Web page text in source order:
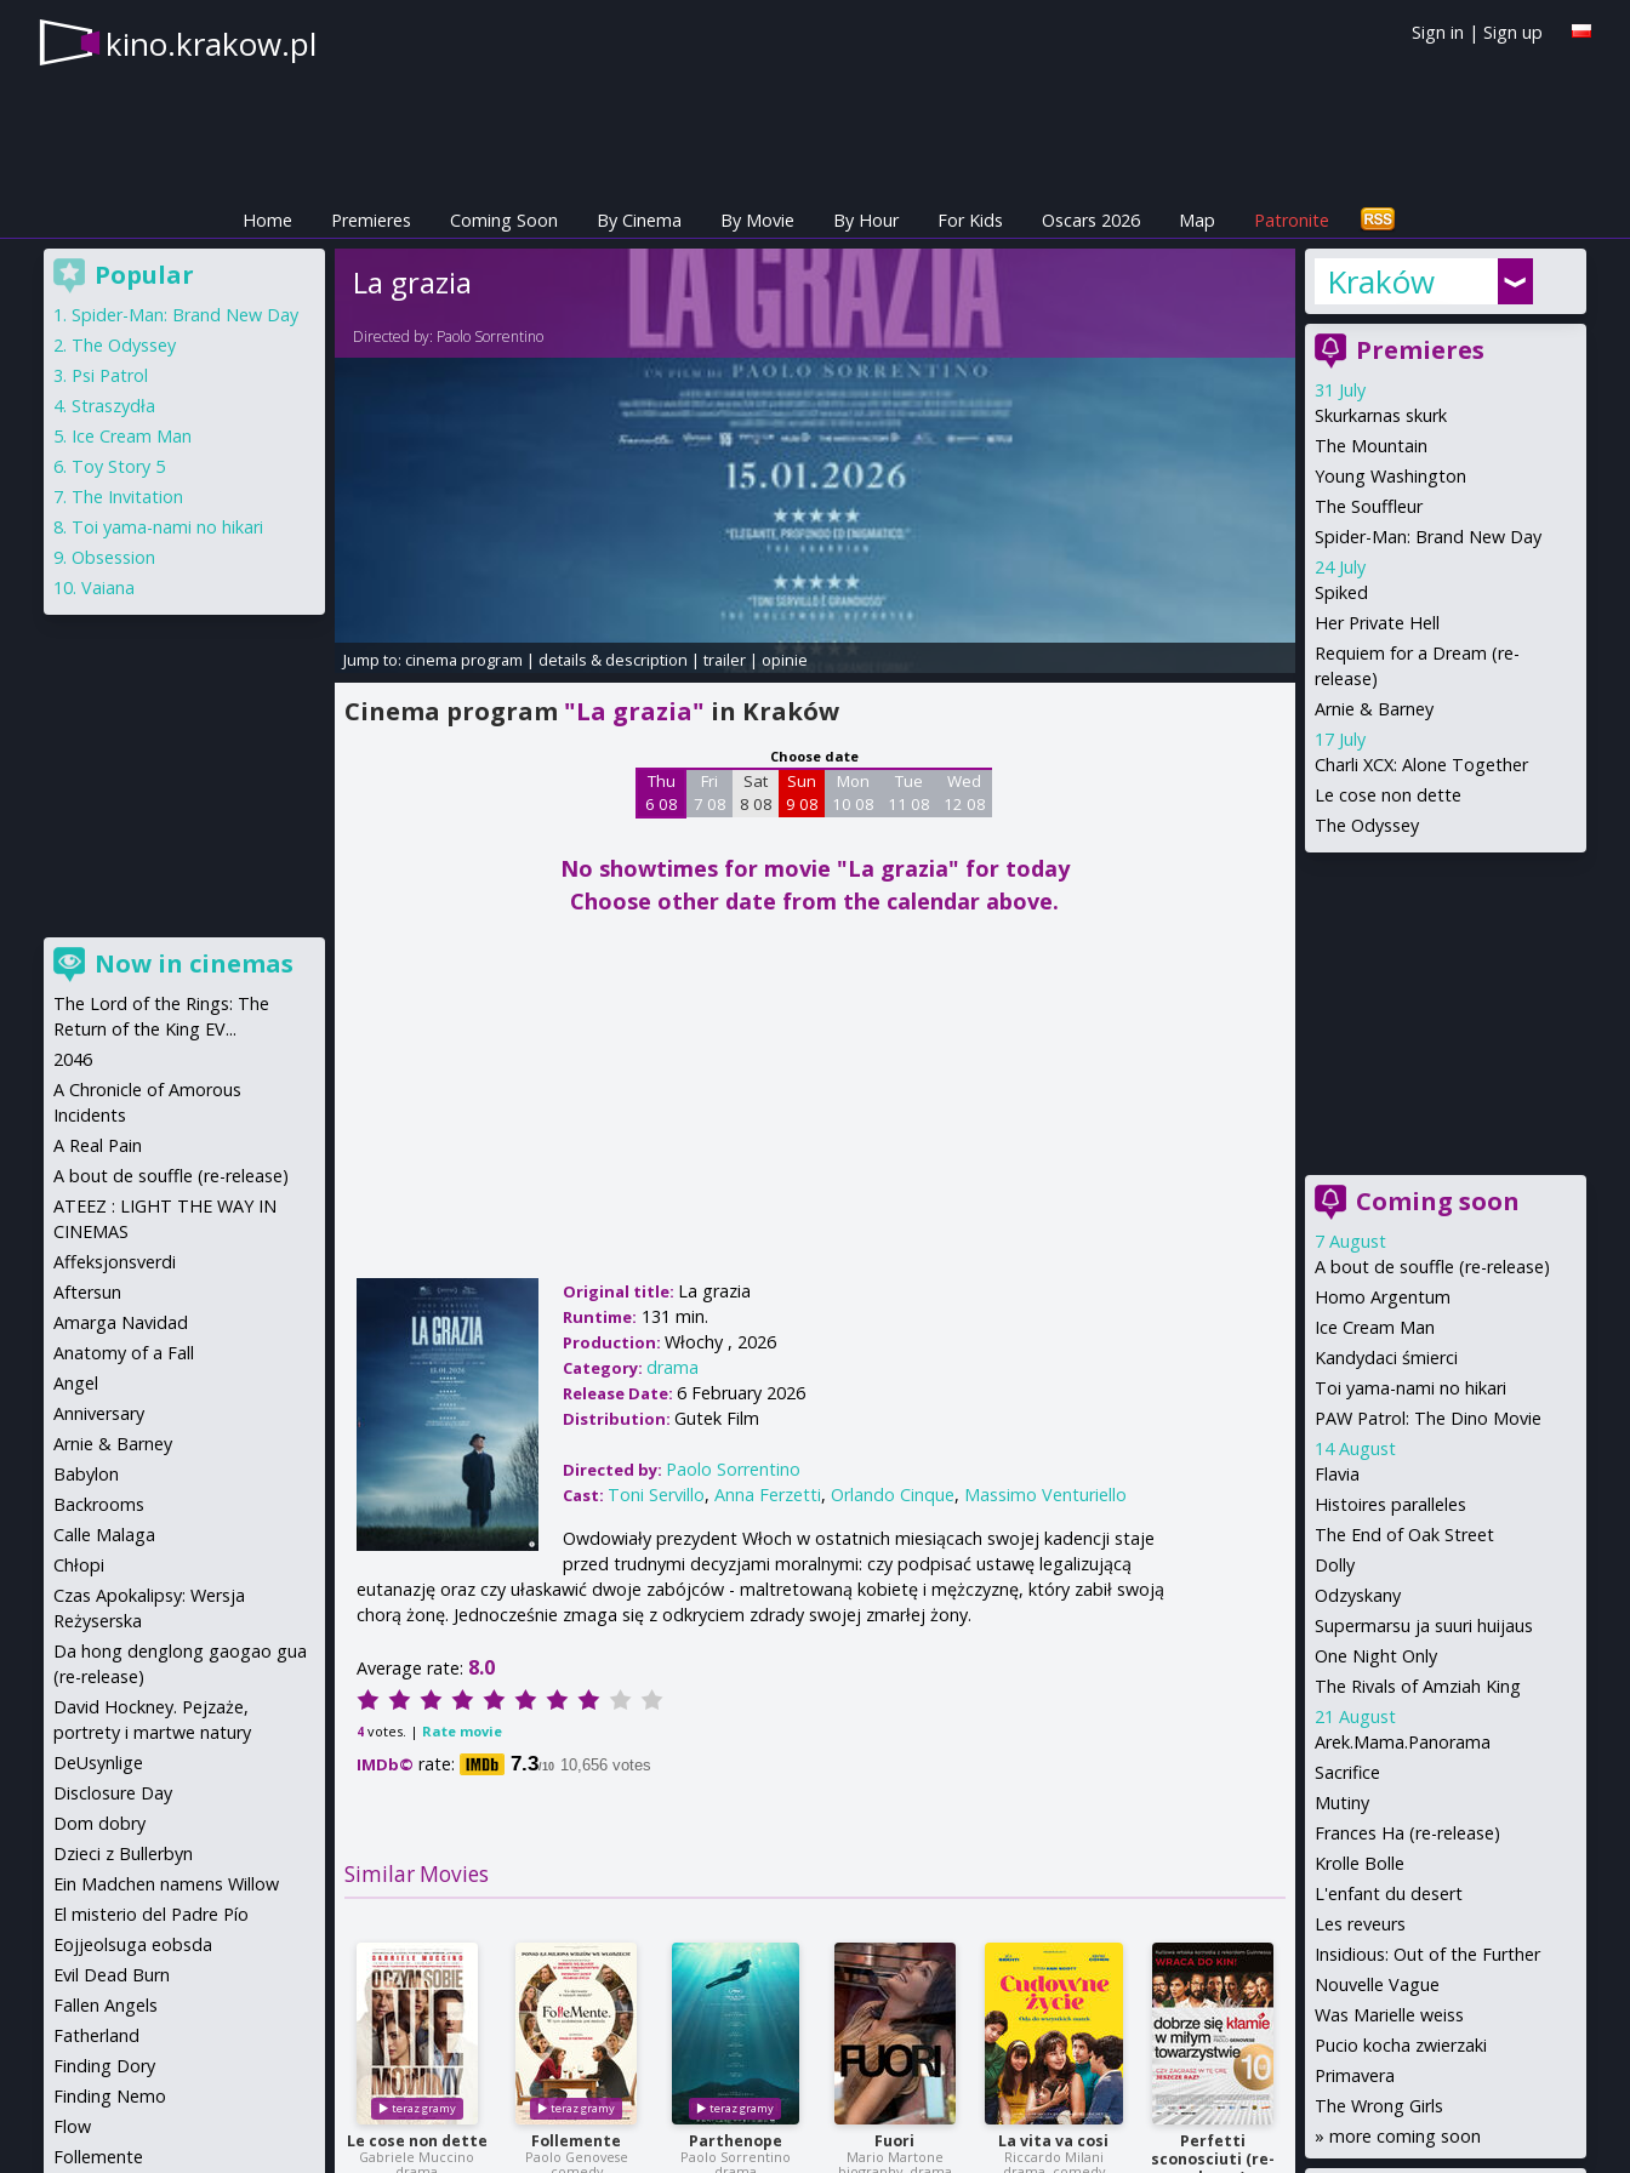
kino.krakow.pl Sign in | Sign up
Home Premieres Coming Soon By Cinema By Movie By Hour For Kids Oscars 2026 Map Patronite
La grazia
Directed by: Paolo Sorrentino
Jump to: cinema program | details & description | trailer| opinie
Cinema program "La grazia" in Kraków
Choose date
Thu
6 08
Fri
7 08
Sat
8 08
Sun
9 08
Mon
10 08
Tue
11 08
Wed
12 08
No showtimes for movie "La grazia" for today
Choose other date from the calendar above.
Original title: La grazia
Runtime: 131 min.
Production:Włochy , 2026
Category:drama
Release Date:6 February 2026
Distribution:Gutek Film
Directed by: Paolo Sorrentino
Cast: Toni Servillo,Anna Ferzetti,Orlando Cinque, Massimo Venturiello
Owdowiały prezydent Włoch w ostatnich miesiącach swojej kadencji staje
przed trudnymi decyzjami moralnymi: czy podpisać ustawę legalizującą
eutanazję oraz czy ułaskawić dwoje zabójców - maltretowaną kobietę i mężczyznę, który zabił swoją
chorą żonę. Jednocześnie zmaga się z odkryciem zdrady swojej zmarłej żony.
Average rate: 8.0
4votes. | Rate movie
IMDb© rate: 7.3/10 10,656 votes
Similar Movies
Le cose non dette
Gabriele Muccino
Follemente
Paolo Genovese
Parthenope
Paolo Sorrentino
Fuori
Mario Martone
La vita va cosi
Riccardo Milani
Perfetti
sconosciuti (re-
Kraków
Premieres
31 July
Skurkarnas skurk
The Mountain
Young Washington
The Souffleur
Spider-Man: Brand New Day
24 July
Spiked
Her Private Hell
Requiem for a Dream (re-
release)
Arnie & Barney
17 July
Charli XCX: Alone Together
Le cose non dette
The Odyssey
Coming soon
7 August
A bout de souffle (re-release)
Homo Argentum
Ice Cream Man
Kandydaci śmierci
Toi yama-nami no hikari
PAW Patrol: The Dino Movie
14 August
Flavia
Histoires paralleles
The End of Oak Street
Dolly
Odzyskany
Supermarsu ja suuri huijaus
One Night Only
The Rivals of Amziah King
21 August
Arek.Mama.Panorama
Sacrifice
Mutiny
Frances Ha (re-release)
Krolle Bolle
L'enfant du desert
Les reveurs
Insidious: Out of the Further
Nouvelle Vague
Was Marielle weiss
Pucio kocha zwierzaki
Primavera
The Wrong Girls
» more coming soon
Popular
Spider-Man: Brand New Day
The Odyssey
Psi Patrol
Straszydła
Ice Cream Man
Toy Story 5
The Invitation
Toi yama-nami no hikari
Obsession
Vaiana
Now in cinemas
The Lord of the Rings: The
Return of the King EV...
2046
A Chronicle of Amorous
Incidents
A Real Pain
A bout de souffle (re-release)
ATEEZ : LIGHT THE WAY IN
CINEMAS
Affeksjonsverdi
Aftersun
Amarga Navidad
Anatomy of a Fall
Angel
Anniversary
Arnie & Barney
Babylon
Backrooms
Calle Malaga
Chłopi
Czas Apokalipsy: Wersja
Reżyserska
Da hong denglong gaogao gua
(re-release)
David Hockney. Pejzaże,
portrety i martwe natury
DeUsynlige
Disclosure Day
Dom dobry
Dzieci z Bullerbyn
Ein Madchen namens Willow
El misterio del Padre Pío
Eojjeolsuga eobsda
Evil Dead Burn
Fallen Angels
Fatherland
Finding Dory
Finding Nemo
Flow
Follemente